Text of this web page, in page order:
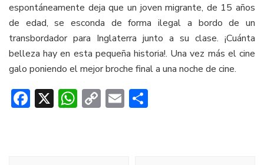
espontáneamente deja que un joven migrante, de 15 años
de edad, se esconda de forma ilegal a bordo de un
transbordador para Inglaterra junto a su clase. ¡Cuánta
belleza hay en esta pequeña historia!. Una vez más el cine
galo poniendo el mejor broche final a una noche de cine.
Facebook
X WhatsApp
CopyEmail